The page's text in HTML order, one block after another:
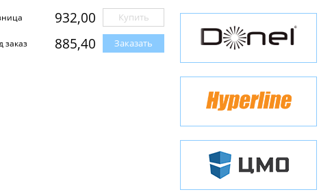
932,00 Купить
заказ 885,40 Заказать